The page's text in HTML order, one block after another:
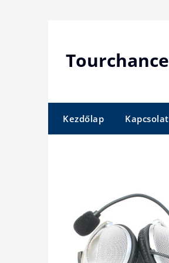
Tourchance
Kezdőlap Kapcsolat